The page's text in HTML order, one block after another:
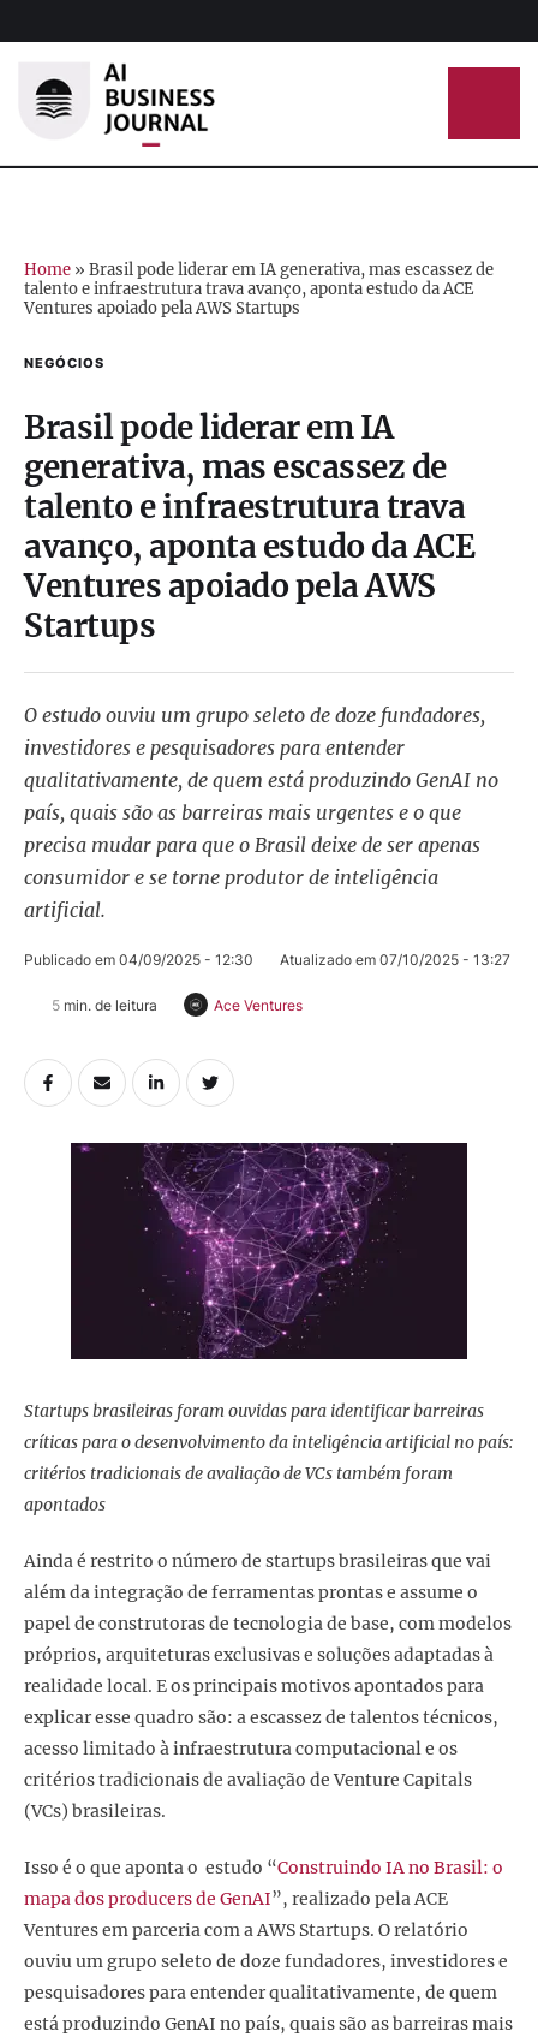
Home » Brasil pode liderar em IA generativa, mas escassez de
talento e infraestrutura trava avanço, aponta estudo da ACE
Ventures apoiado pela AWS Startups
NEGÓCIOS
Brasil pode liderar em IA
generativa, mas escassez de
talento e infraestrutura trava
avanço, aponta estudo da ACE
Ventures apoiado pela AWS
Startups
O estudo ouviu um grupo seleto de doze fundadores,
investidores e pesquisadores para entender
qualitativamente, de quem está produzindo GenAI no
país, quais são as barreiras mais urgentes e o que
precisa mudar para que o Brasil deixe de ser apenas
consumidor e se torne produtor de inteligência
artificial.
Publicado em 04/09/2025 - 12:30 Atualizado em 07/10/2025 - 13:27
5 min. de leitura Ace Ventures
Startups brasileiras foram ouvidas para identificar barreiras
críticas para o desenvolvimento da inteligência artificial no país:
critérios tradicionais de avaliação de VCs também foram
apontados
Ainda é restrito o número de startups brasileiras que vai
além da integração de ferramentas prontas e assume o
papel de construtoras de tecnologia de base, com modelos
próprios, arquiteturas exclusivas e soluções adaptadas à
realidade local. E os principais motivos apontados para
explicar esse quadro são: a escassez de talentos técnicos,
acesso limitado à infraestrutura computacional e os
critérios tradicionais de avaliação de Venture Capitals
(VCs) brasileiras.
Isso é o que aponta o estudo “Construindo IA no Brasil: o
mapa dos producers de GenAI”, realizado pela ACE
Ventures em parceria com a AWS Startups. O relatório
ouviu um grupo seleto de doze fundadores, investidores e
pesquisadores para entender qualitativamente, de quem
está produzindo GenAI no país, quais são as barreiras mais